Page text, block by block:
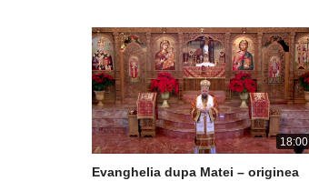
18:00
Evanghelia dupa Matei – originea